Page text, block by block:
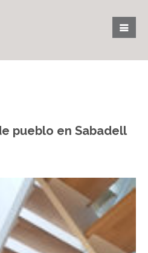
pueblo en Sabadell